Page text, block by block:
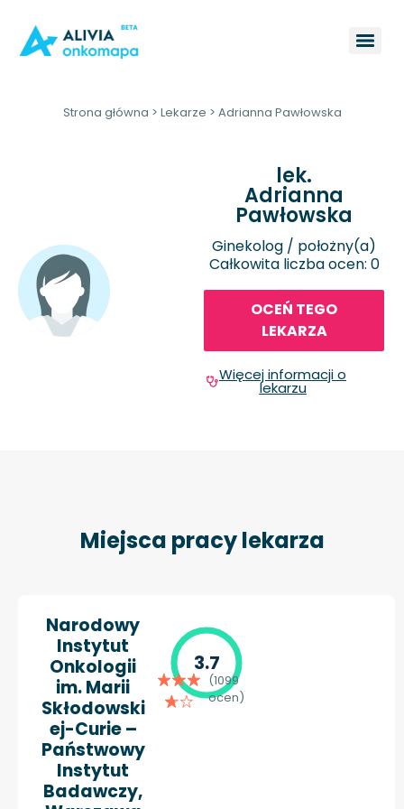
Strona główna > Lekarze > Adrianna Pawłowska
lek.
Adrianna
Pawłowska
Ginekolog / położny(a)
Całkowita liczba ocen: 0
OCEŃ TEGO
LEKARZA
Więcej informacji o
lekarzu
Miejsca pracy lekarza
Narodowy
Instytut
Onkologii
im. Marii
Skłodowski
ej-Curie –
Państwowy
Instytut
Badawczy,
3.7
(1099
ocen)